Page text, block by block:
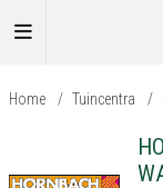
Home / Tuincentra /